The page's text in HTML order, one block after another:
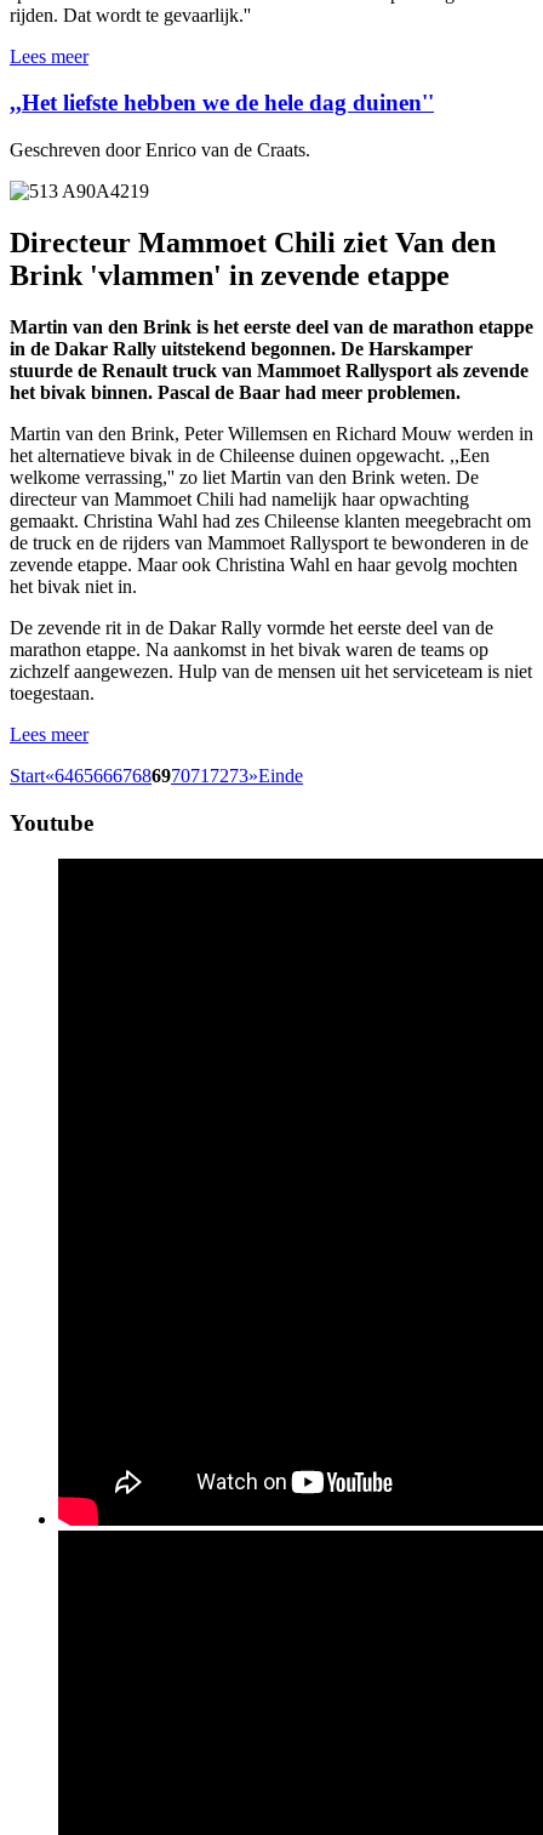
rijden. Dat wordt te gevaarlijk.''
Lees meer
,,Het liefste hebben we de hele dag duinen''
Geschreven door Enrico van de Craats.
Directeur Mammoet Chili ziet Van den
Brink 'vlammen' in zevende etappe
Martin van den Brink is het eerste deel van de marathon etappe
in de Dakar Rally uitstekend begonnen. De Harskamper
stuurde de Renault truck van Mammoet Rallysport als zevende
het bivak binnen. Pascal de Baar had meer problemen.
Martin van den Brink, Peter Willemsen en Richard Mouw werden in
het alternatieve bivak in de Chileense duinen opgewacht. ,,Een
welkome verrassing,'' zo liet Martin van den Brink weten. De
directeur van Mammoet Chili had namelijk haar opwachting
gemaakt. Christina Wahl had zes Chileense klanten meegebracht om
de truck en de rijders van Mammoet Rallysport te bewonderen in de
zevende etappe. Maar ook Christina Wahl en haar gevolg mochten
het bivak niet in.
De zevende rit in de Dakar Rally vormde het eerste deel van de
marathon etappe. Na aankomst in het bivak waren de teams op
zichzelf aangewezen. Hulp van de mensen uit het serviceteam is niet
toegestaan.
Lees meer
Start«6465666768697071 7273»Einde
Youtube